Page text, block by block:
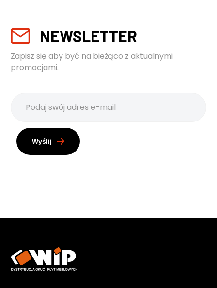
NEWSLETTER
Zapisz się aby być na bieżąco z aktualnymi
promocjami.
Wyślij